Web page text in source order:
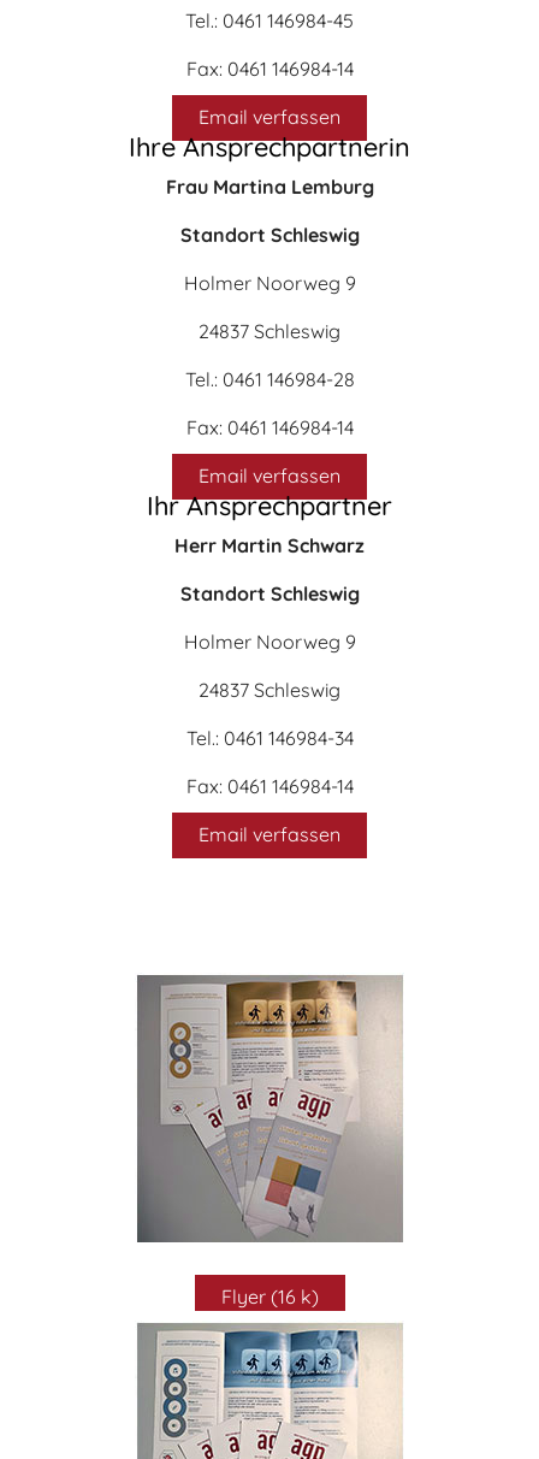
Tel.: 0461 146984-45
Fax: 0461 146984-14
Email verfassen
Ihre Ansprechpartnerin
Frau Martina Lemburg
Standort Schleswig
Holmer Noorweg 9
24837 Schleswig
Tel.: 0461 146984-28
Fax: 0461 146984-14
Email verfassen
Ihr Ansprechpartner
Herr Martin Schwarz
Standort Schleswig
Holmer Noorweg 9
24837 Schleswig
Tel.: 0461 146984-34
Fax: 0461 146984-14
Email verfassen
Flyer (16 k)